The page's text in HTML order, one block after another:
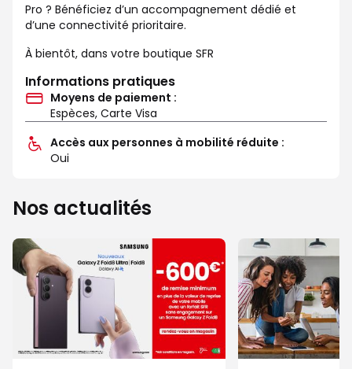
Pro ? Bénéficiez d’un accompagnement dédié et
d’une connectivité prioritaire.
À bientôt, dans votre boutique SFR
Informations pratiques
Moyens de paiement :
Espèces, Carte Visa
Accès aux personnes à mobilité réduite :
Oui
Nos actualités